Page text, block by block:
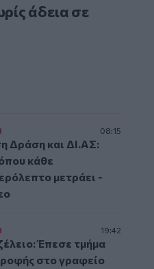
άδεια σε
08:15
Δράση και ΔΙ.ΑΣ:
κάθε
μετράει -
19:42
Έπεσε τμήμα
στο γραφείο